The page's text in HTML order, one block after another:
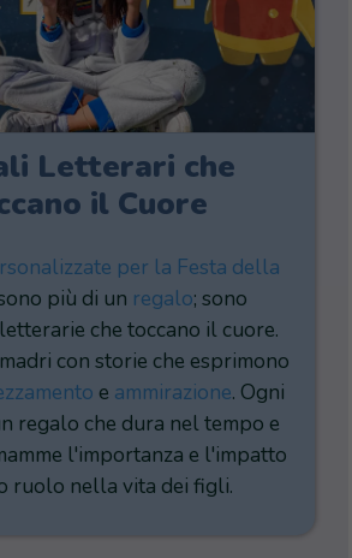
Letterari che
il Cuore
per la Festa della
più di un regalo; sono
che toccano il cuore.
con storie che esprimono
e ammirazione. Ogni
regalo che dura nel tempo e
l'importanza e l'impatto
ruolo nella vita dei figli.